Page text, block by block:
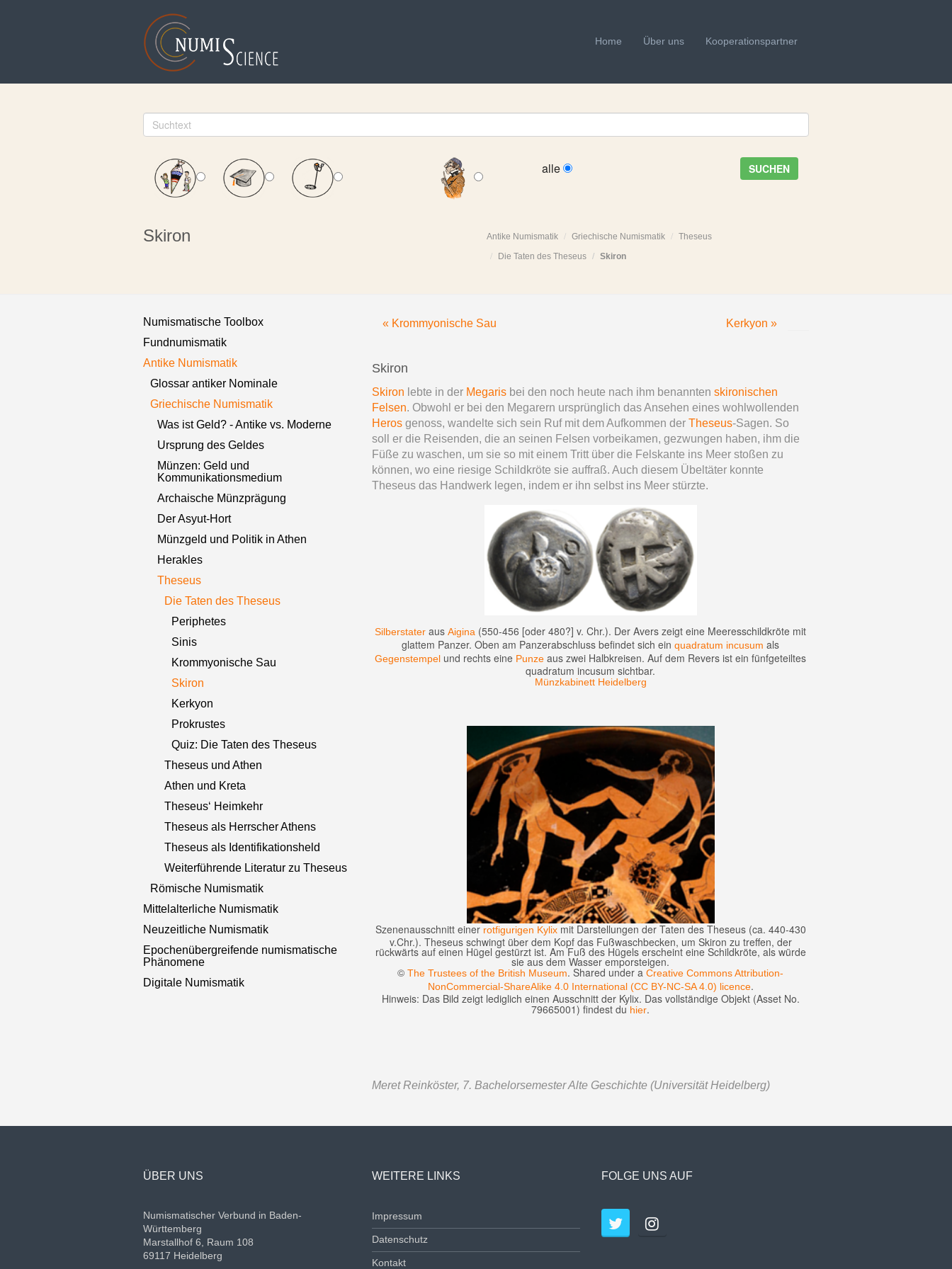
Home Über uns Kooperationspartner
alle SUCHEN
Skiron Antike Numismatik Griechische Numismatik
Theseus
Die Taten des Theseus
Skiron
Numismatische Toolbox
Fundnumismatik
Antike Numismatik
Glossar antiker Nominale
Griechische Numismatik
Was ist Geld? - Antike vs. Moderne
Ursprung des Geldes
Münzen: Geld und
Kommunikationsmedium
Archaische Münzprägung
Der Asyut-Hort
Münzgeld und Politik in Athen
Herakles
Theseus
Die Taten des Theseus
Periphetes
Sinis
Krommyonische Sau
Skiron
Kerkyon
Prokrustes
Quiz: Die Taten des Theseus
Theseus und Athen
Athen und Kreta
Theseus‘ Heimkehr
Theseus als Herrscher Athens
Theseus als Identifikationsheld
Weiterführende Literatur zu Theseus
Römische Numismatik
Mittelalterliche Numismatik
Neuzeitliche Numismatik
Epochenübergreifende numismatische
Phänomene
Digitale Numismatik
« Krommyonische Sau Kerkyon »
Skiron
Skiron lebte in der Megaris bei den noch heute nach ihm benanntenskironischen
Felsen. Obwohl er bei den Megarern ursprünglich das Ansehen eines wohlwollenden
Heros genoss, wandelte sich sein Ruf mit dem Aufkommen derTheseus-Sagen. So
soll er die Reisenden, die an seinen Felsen vorbeikamen, gezwungen haben, ihm die
Füße zu waschen, um sie so mit einem Tritt über die Felskante ins Meer stoßen zu
können, wo eine riesige Schildkröte sie auffraß. Auch diesem Übeltäter konnte
Theseus das Handwerk legen, indem er ihn selbst ins Meer stürzte.
Silberstater ausAigina (550-456 [oder 480?] v. Chr.). Der Avers zeigt eine Meeresschildkröte mit
glattem Panzer. Oben am Panzerabschluss befindet sich einquadratum incusum als
Gegenstempel und rechts eine Punze aus zwei Halbkreisen. Auf dem Revers ist ein fünfgeteiltes
quadratum incusum sichtbar.
Münzkabinett Heidelberg
Szenenausschnitt einer rotfigurigen Kylixmit Darstellungen der Taten des Theseus (ca. 440-430
v.Chr.). Theseus schwingt über dem Kopf das Fußwaschbecken, um Skiron zu treffen, der
rückwärts auf einen Hügel gestürzt ist. Am Fuß des Hügels erscheint eine Schildkröte, als würde
sie aus dem Wasser emporsteigen.
©The Trustees of the British Museum. Shared under aCreative Commons Attribution-
NonCommercial-ShareAlike 4.0 International (CC BY-NC-SA 4.0) licence.
Hinweis: Das Bild zeigt lediglich einen Ausschnitt der Kylix. Das vollständige Objekt (Asset No.
79665001) findest du hier.
Meret Reinköster, 7. Bachelorsemester Alte Geschichte (Universität Heidelberg)
ÜBER UNS
Numismatischer Verbund in Baden-
Württemberg
Marstallhof 6, Raum 108
69117 Heidelberg
WEITERE LINKS
Impressum
Datenschutz
Kontakt
FOLGE UNS AUF